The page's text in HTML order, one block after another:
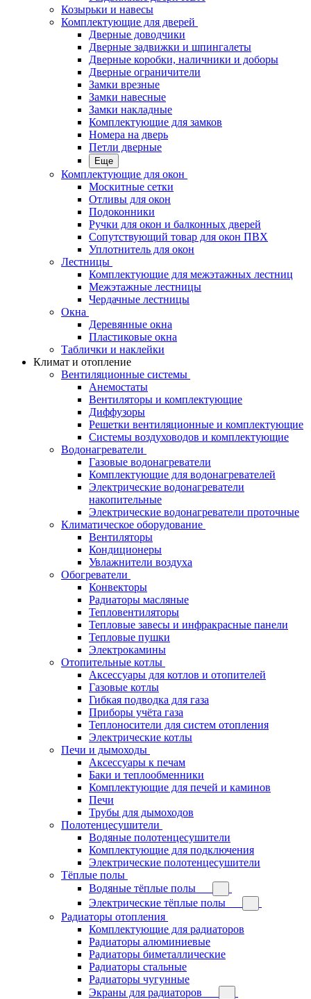
Козырьки и навесы
Комплектующие для дверей
Дверные доводчики
Дверные задвижки и шпингалеты
Дверные коробки, наличники и доборы
Дверные ограничители
Замки врезные
Замки навесные
Замки накладные
Комплектующие для замков
Номера на дверь
Петли дверные
Еще
Комплектующие для окон
Москитные сетки
Отливы для окон
Подоконники
Ручки для окон и балконных дверей
Сопутствующий товар для окон ПВХ
Уплотнитель для окон
Лестницы
Комплектующие для межэтажных лестниц
Межэтажные лестницы
Чердачные лестницы
Окна
Деревянные окна
Пластиковые окна
Таблички и наклейки
Климат и отопление
Вентиляционные системы
Анемостаты
Вентиляторы и комплектующие
Диффузоры
Решетки вентиляционные и комплектующие
Системы воздуховодов и комплектующие
Водонагреватели
Газовые водонагреватели
Комплектующие для водонагревателей
Электрические водонагреватели
накопительные
Электрические водонагреватели проточные
Климатическое оборудование
Вентиляторы
Кондиционеры
Увлажнители воздуха
Обогреватели
Конвекторы
Радиаторы масляные
Тепловентиляторы
Тепловые завесы и инфракрасные панели
Тепловые пушки
Электрокамины
Отопительные котлы
Аксессуары для котлов и отопителей
Газовые котлы
Гибкая подводка для газа
Приборы учёта газа
Теплоносители для систем отопления
Электрические котлы
Печи и дымоходы
Аксессуары к печам
Баки и теплообменники
Комплектующие для печей и каминов
Печи
Трубы для дымоходов
Полотенцесушители
Водяные полотенцесушители
Комплектующие для подключения
Электрические полотенцесушители
Тёплые полы
Водяные тёплые полы
Электрические тёплые полы
Радиаторы отопления
Комплектующие для радиаторов
Радиаторы алюминиевые
Радиаторы биметаллические
Радиаторы стальные
Радиаторы чугунные
Экраны для радиаторов